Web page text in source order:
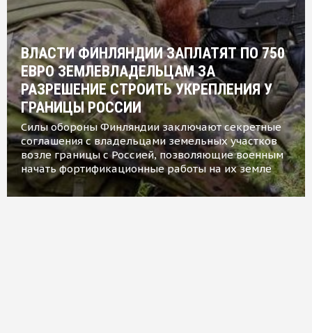
ВЛАСТИ ФИНЛЯНДИИ ЗАПЛАТЯТ ПО 750
ЕВРО ЗЕМЛЕВЛАДЕЛЬЦАМ ЗА
РАЗРЕШЕНИЕ СТРОИТЬ УКРЕПЛЕНИЯ У
ГРАНИЦЫ РОССИИ
Силы обороны Финляндии заключают секретные
соглашения с владельцами земельных участков
возле границы с Россией, позволяющие военным
начать фортификационные работы на их земле